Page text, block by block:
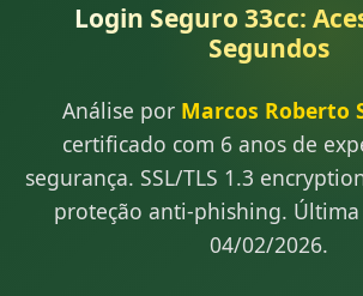
Login Seguro 33cc:
Segundos
Análise por Marcos Roberto
certificado com 6 anos de
segurança. SSL/TLS 1.3
proteção anti-phishing.
04/02/2026.